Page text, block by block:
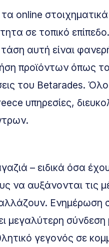
online
σε τοπικό
αυτή είναι
προϊόντων όπως το
του Betarades. Όλο
υπηρεσίες,
– ειδικά όσα
να αυξάνονται
αλλάζουν.
μεγαλύτερη
γεγονός σε